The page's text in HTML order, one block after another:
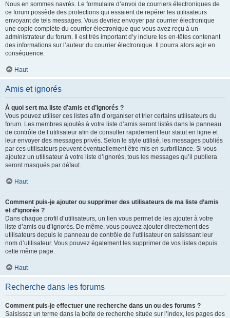
Nous en sommes navrés. Le formulaire d’envoi de courriers électroniques de
ce forum possède des protections qui essaient de repérer les utilisateurs
envoyant de tels messages. Vous devriez envoyer par courrier électronique
une copie complète du courrier électronique que vous avez reçu à un
administrateur du forum. Il est très important d’y inclure les en-têtes contenant
des informations sur l’auteur du courrier électronique. Il pourra alors agir en
conséquence.
Haut
Amis et ignorés
À quoi sert ma liste d’amis et d’ignorés ?
Vous pouvez utiliser ces listes afin d’organiser et trier certains utilisateurs du
forum. Les membres ajoutés à votre liste d’amis seront listés dans le panneau
de contrôle de l’utilisateur afin de consulter rapidement leur statut en ligne et
leur envoyer des messages privés. Selon le style utilisé, les messages publiés
par ces utilisateurs peuvent éventuellement être mis en surbrillance. Si vous
ajoutez un utilisateur à votre liste d’ignorés, tous les messages qu’il publiera
seront masqués par défaut.
Haut
Comment puis-je ajouter ou supprimer des utilisateurs de ma liste d’amis
et d’ignorés ?
Dans chaque profil d’utilisateurs, un lien vous permet de les ajouter à votre
liste d’amis ou d’ignorés. De même, vous pouvez ajouter directement des
utilisateurs depuis le panneau de contrôle de l’utilisateur en saisissant leur
nom d’utilisateur. Vous pouvez également les supprimer de vos listes depuis
cette même page.
Haut
Recherche dans les forums
Comment puis-je effectuer une recherche dans un ou des forums ?
Saisissez un terme dans la boîte de recherche située sur l’index, les pages des